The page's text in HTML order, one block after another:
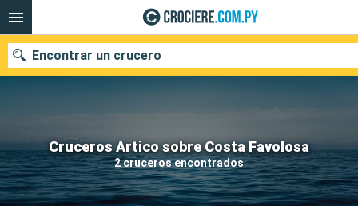
Cruceros Artico sobre Costa Favolosa
2 cruceros encontrados
Encontrar un crucero
Nuestros destinos
Fecha de salida